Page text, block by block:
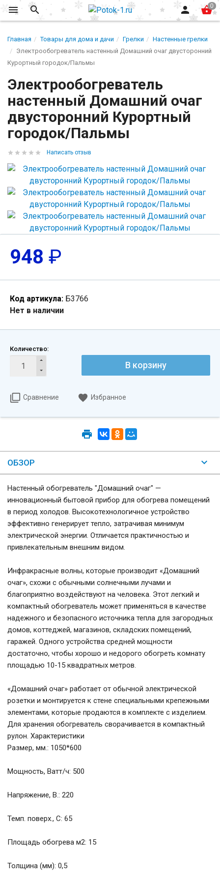
Главная Товары для дома и дачи Грелки
Настенные грелки
Электрообогреватель настенный Домашний очаг двусторонний
Курортный городок/Пальмы
Электрообогреватель
настенный Домашний очаг
двусторонний Курортный
городок/Пальмы
Написать отзыв
948 ₽
Код артикула: Б3766
Нет в наличии
Количество:
В корзину
Сравнение Избранное
ОБЗОР
Настенный обогреватель "Домашний очаг" —
инновационный бытовой прибор для обогрева помещений
в период холодов. Высокотехнологичное устройство
эффективно генерирует тепло, затрачивая минимум
электрической энергии. Отличается практичностью и
привлекательным внешним видом.
Инфракрасные волны, которые производит «Домашний
очаг», схожи с обычными солнечными лучами и
благоприятно воздействуют на человека. Этот легкий и
компактный обогреватель может применяться в качестве
надежного и безопасного источника тепла для загородных
домов, коттеджей, магазинов, складских помещений,
гаражей. Одного устройства средней мощности
достаточно, чтобы хорошо и недорого обогреть комнату
площадью 10-15 квадратных метров.
«Домашний очаг» работает от обычной электрической
розетки и монтируется к стене специальными крепежными
элементами, которые продаются в комплекте с изделием.
Для хранения обогреватель сворачивается в компактный
рулон. Характеристики
Размер, мм.: 1050*600
Мощность, Ватт/ч: 500
Напряжение, В.: 220
Темп. поверх., С: 65
Площадь обогрева м2: 15
Толщина (мм): 0,5